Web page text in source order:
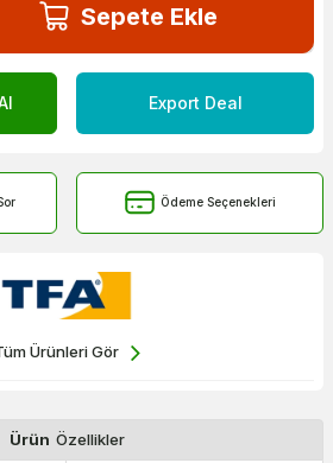
Sepete Ekle
Export Deal
Ödeme Seçenekleri
Ürünleri Gör
Ürün Özellikler